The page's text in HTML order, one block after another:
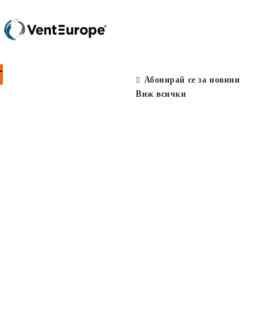
Абонирай се за новини
Виж всички